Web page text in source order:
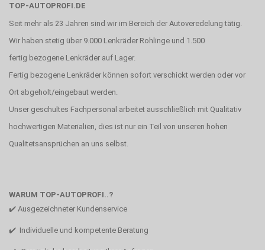
TOP-AUTOPROFI.DE
Seit mehr als 23 Jahren sind wir im Bereich der Autoveredelung tätig.
Wir haben stetig über 9.000 Lenkräder Rohlinge und 1.500
fertig bezogene Lenkräder auf Lager.
Fertig bezogene Lenkräder können sofort verschickt werden oder vor
Ort abgeholt/eingebaut werden.
Unser geschultes Fachpersonal arbeitet ausschließlich mit Qualitativ
hochwertigen Materialien, dies ist nur ein Teil von unseren hohen
Qualitetsansprüchen an uns selbst.
WARUM TOP-AUTOPROFI..?
✔️ Ausgezeichneter Kundenservice
✔️ Individuelle und kompetente Beratung